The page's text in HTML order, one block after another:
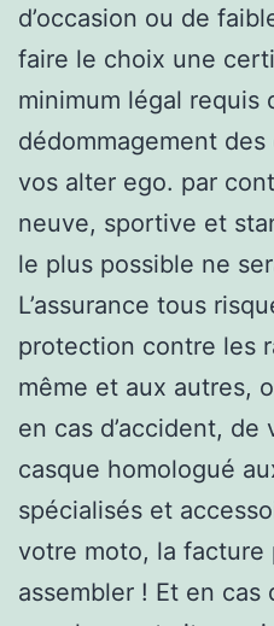
d’occasion ou de
faire le choix une
minimum légal requis
dédommagement
vos alter ego. par
neuve, sportive et
le plus possible ne
L’assurance tous
protection contre les
même et aux autres,
en cas d’accident, de
casque homologué
spécialisés et
votre moto, la facture
assembler ! Et en cas